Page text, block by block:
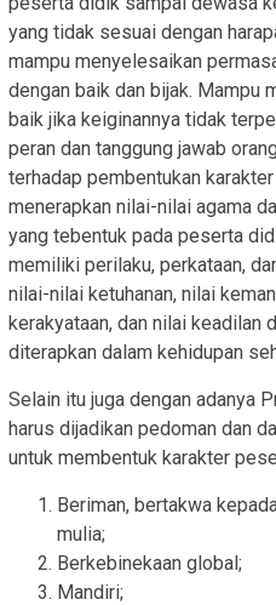
yang tidak sesuai dengan
mampu menyelesaikan
dengan baik dan bijak. Mampu
baik jika keiginannya tidak
peran dan tanggung jawab
terhadap pembentukan
menerapkan nilai-nilai agama
yang tebentuk pada peserta
memiliki perilaku, perkataan,
nilai-nilai ketuhanan, nilai
kerakyataan, dan nilai keadilan
diterapkan dalam kehidupan
Selain itu juga dengan adanya
harus dijadikan pedoman dan
untuk membentuk karakter
Beriman, bertakwa
mulia;
Berkebinekaan global;
Mandiri;